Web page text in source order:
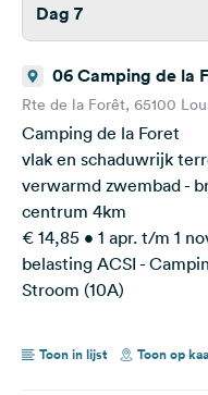
Dag 7
06 Camping de la
Rte de la Forêt, 65100
Camping de la Foret
vlak en schaduwrijk
verwarmd zwembad -
centrum 4km
€ 14,85 • 1 apr. t/m 1
belasting ACSI -
Stroom (10A)
Toon in lijst Toon op